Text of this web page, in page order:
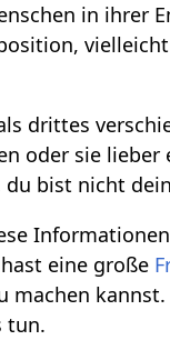
in ihrer
drittes
oder sie
du bist nicht
eine große
machen
tun.